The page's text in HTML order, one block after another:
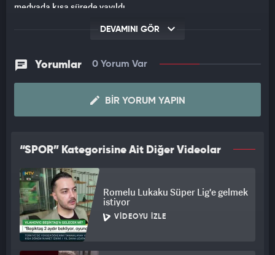
medyada kısa sürede yayıldı.
DEVAMINI GÖR
Yorumlar 0 Yorum Var
BIR YORUM YAPIN
“SPOR” Kategorisine Ait Diğer Videolar
Romelu Lukaku Süper Lig'e gelmek
istiyor
VIDEOYU İZLE